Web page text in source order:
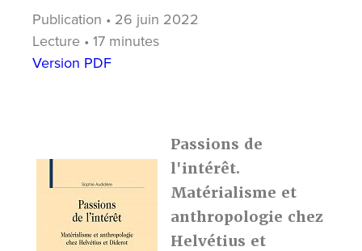
Publication • 26 juin 2022
Lecture • 17 minutes
Version PDF
Passions de
l'intérêt.
Matérialisme et
anthropologie chez
Helvétius et